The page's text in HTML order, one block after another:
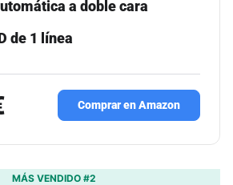
a doble cara
de 1 línea
Comprar en Amazon
MÁS VENDIDO #2